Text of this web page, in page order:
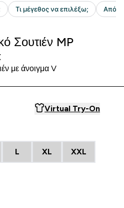
Σουτιέν MP
με άνοιγμα V
Virtual Try-On
L XL XXL